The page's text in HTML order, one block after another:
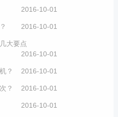
2016-10-01
2016-10-01
大要点
2016-10-01
？ 2016-10-01
？ 2016-10-01
2016-10-01